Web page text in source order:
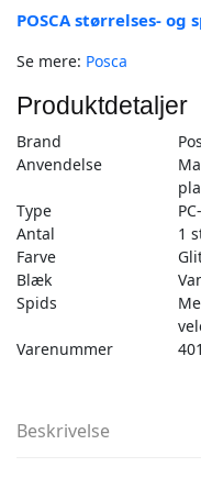
-
antal
POSCA størrelses- og
Se mere: Posca
Produktdetaljer
Brand
Anvendelse
Type
Antal
1
Farve
Blæk
Spids
Varenummer
Beskrivelse